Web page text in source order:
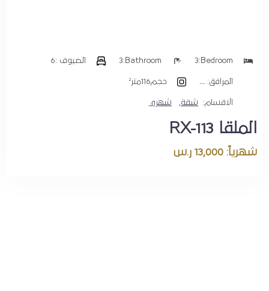
الملقا RX-113
شهرياً: 13,000 ر.س
Bedroom:
3
Bathroom:
3 الضيوف :6
المرافق: حجم116متر²
الاقسام: شقة, شهري